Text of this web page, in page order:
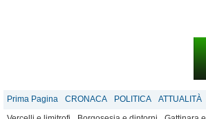
Prima Pagina CRONACA POLITICA ATTUALITÀ